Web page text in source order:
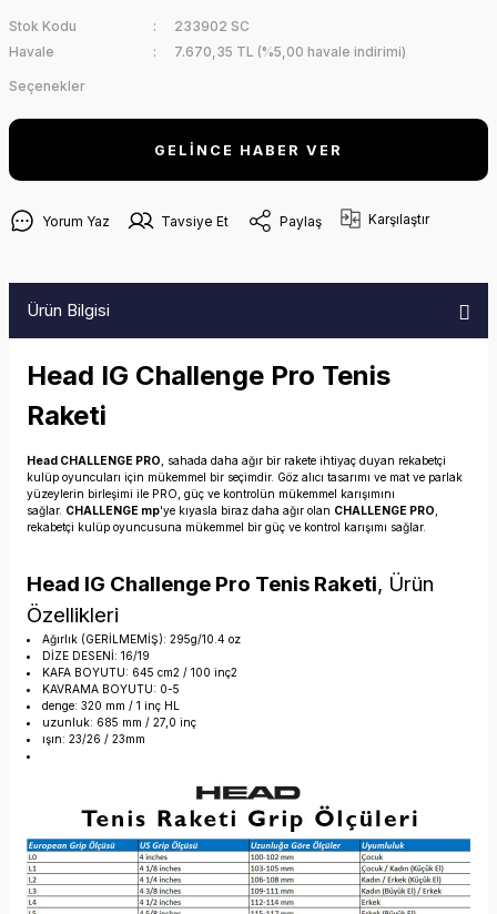
Stok Kodu
233902 SC
Havale
7.670,35 TL (%5,00 havale indirimi)
Seçenekler
GELİNCE HABER VER
Yorum Yaz Tavsiye Et Paylaş Karşılaştır
Ürün Bilgisi
Head IG Challenge Pro Tenis
Raketi
Head CHALLENGE PRO, sahada daha ağır bir rakete ihtiyaç duyan rekabetçi
kulüp oyuncuları için mükemmel bir seçimdir. Göz alıcı tasarımı ve mat ve parlak
yüzeylerin birleşimi ile PRO, güç ve kontrolün mükemmel karışımını
sağlar. CHALLENGE mp'ye kıyasla biraz daha ağır olan CHALLENGE PRO,
rekabetçi kulüp oyuncusuna mükemmel bir güç ve kontrol karışımı sağlar.
Head IG Challenge Pro Tenis Raketi, Ürün
Özellikleri
Ağırlık (GERİLMEMİŞ): 295g/10.4 oz
DİZE DESENİ: 16/19
KAFA BOYUTU: 645 cm2 / 100 inç2
KAVRAMA BOYUTU: 0-5
denge: 320 mm / 1 inç HL
uzunluk: 685 mm / 27,0 inç
ışın: 23/26 / 23mm